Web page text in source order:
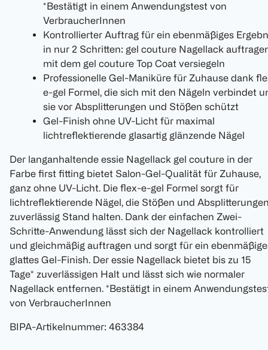
*Bestätigt in einem Anwendungstest von
VerbraucherInnen
Kontrollierter Auftrag für ein ebenmäßiges
in nur 2 Schritten: gel couture Nagellack
mit dem gel couture Top Coat versiegeln
Professionelle Gel-Maniküre für Zuhause dank
e-gel Formel, die sich mit den Nägeln verbindet
sie vor Absplitterungen und Stößen schützt
Gel-Finish ohne UV-Licht für maximal
lichtreflektierende glasartig glänzende Nägel
Der langanhaltende essie Nagellack gel couture in der
Farbe first fitting bietet Salon-Gel-Qualität für Zuhause,
ganz ohne UV-Licht. Die flex-e-gel Formel sorgt für
lichtreflektierende Nägel, die Stößen und
zuverlässig Stand halten. Dank der einfachen Zwei-
Schritte-Anwendung lässt sich der Nagellack kontrolliert
und gleichmäßig auftragen und sorgt für ein
glattes Gel-Finish. Der essie Nagellack bietet bis zu 15
Tage* zuverlässigen Halt und lässt sich wie normaler
Nagellack entfernen. *Bestätigt in einem
von VerbraucherInnen
BIPA-Artikelnummer: 463384